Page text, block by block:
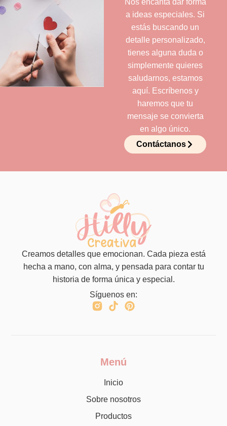
a ideas especiales. Si
estás buscando un
detalle personalizado,
tienes alguna duda o
simplemente quieres
saludarnos, estamos
aquí. Escríbenos y
haremos que tu
mensaje se convierta
en algo único.
Contáctanos
Creamos detalles que emocionan. Cada pieza está
hecha a mano, con alma, y pensada para contar tu
historia de forma única y especial.
Síguenos en:
Menú
Inicio
Sobre nosotros
Productos